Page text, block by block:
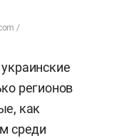
/
регионов
как
среди